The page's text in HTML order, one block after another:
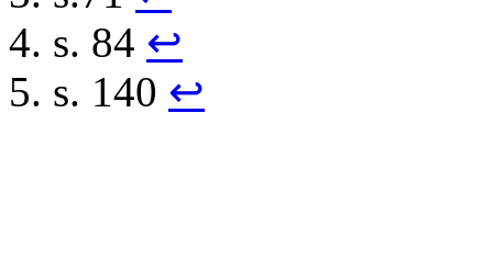
s. 84 ↩︎
s. 140 ↩︎